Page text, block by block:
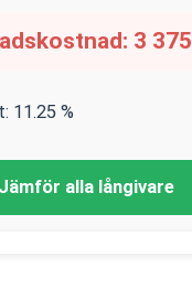
3 375
11.25 %
Jämför alla långivare